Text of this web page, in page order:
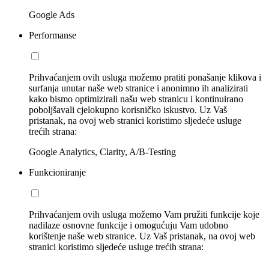
Google Ads
Performanse
Prihvaćanjem ovih usluga možemo pratiti ponašanje klikova i
surfanja unutar naše web stranice i anonimno ih analizirati
kako bismo optimizirali našu web stranicu i kontinuirano
poboljšavali cjelokupno korisničko iskustvo. Uz Vaš
pristanak, na ovoj web stranici koristimo sljedeće usluge
trećih strana:
Google Analytics, Clarity, A/B-Testing
Funkcioniranje
Prihvaćanjem ovih usluga možemo Vam pružiti funkcije koje
nadilaze osnovne funkcije i omogućuju Vam udobno
korištenje naše web stranice. Uz Vaš pristanak, na ovoj web
stranici koristimo sljedeće usluge trećih strana: